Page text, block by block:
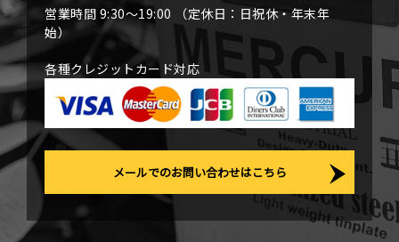
営業時間 9:30〜19:00 （定休日：日祝休・年末年
始）
各種クレジットカード対応
メールでのお問い合わせはこちら